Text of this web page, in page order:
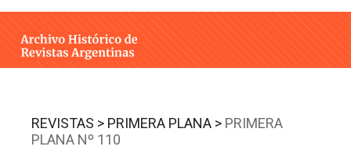
INTEGRANTES
CONTACTO
REVISTAS > PRIMERA PLANA > PRIMERA
PLANA Nº 110